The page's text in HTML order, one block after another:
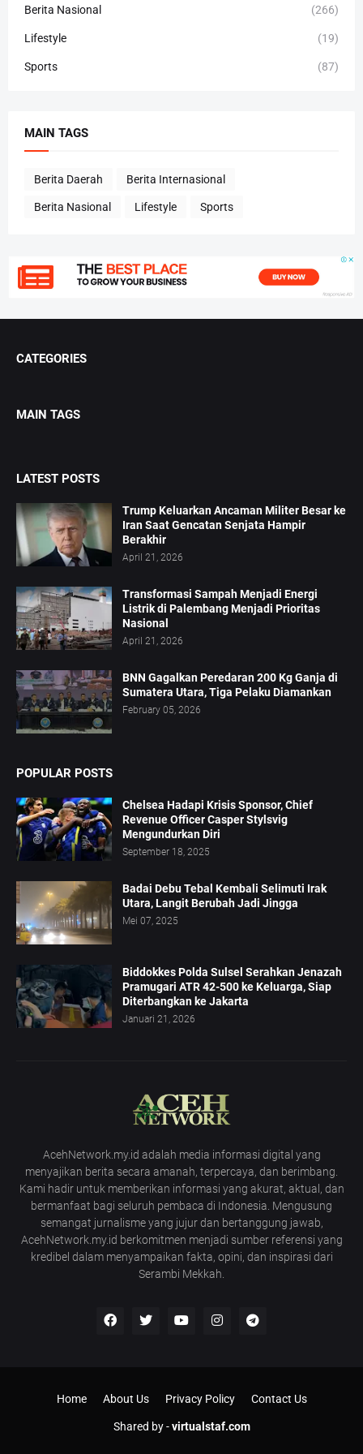
Berita Nasional (266)
Lifestyle (19)
Sports (87)
MAIN TAGS
Berita Daerah Berita Internasional
Berita Nasional Lifestyle Sports
CATEGORIES
MAIN TAGS
LATEST POSTS
Trump Keluarkan Ancaman Militer Besar ke
Iran Saat Gencatan Senjata Hampir
Berakhir
April 21, 2026
Transformasi Sampah Menjadi Energi
Listrik di Palembang Menjadi Prioritas
Nasional
April 21, 2026
BNN Gagalkan Peredaran 200 Kg Ganja di
Sumatera Utara, Tiga Pelaku Diamankan
February 05, 2026
POPULAR POSTS
Chelsea Hadapi Krisis Sponsor, Chief
Revenue Officer Casper Stylsvig
Mengundurkan Diri
September 18, 2025
Badai Debu Tebal Kembali Selimuti Irak
Utara, Langit Berubah Jadi Jingga
Mei 07, 2025
Biddokkes Polda Sulsel Serahkan Jenazah
Pramugari ATR 42-500 ke Keluarga, Siap
Diterbangkan ke Jakarta
Januari 21, 2026
AcehNetwork.my.id adalah media informasi digital yang
menyajikan berita secara amanah, terpercaya, dan berimbang.
Kami hadir untuk memberikan informasi yang akurat, aktual, dan
bermanfaat bagi seluruh pembaca di Indonesia. Mengusung
semangat jurnalisme yang jujur dan bertanggung jawab,
AcehNetwork.my.id berkomitmen menjadi sumber referensi yang
kredibel dalam menyampaikan fakta, opini, dan inspirasi dari
Serambi Mekkah.
Shared by -virtualstaf.com
Home About Us Privacy Policy Contact Us